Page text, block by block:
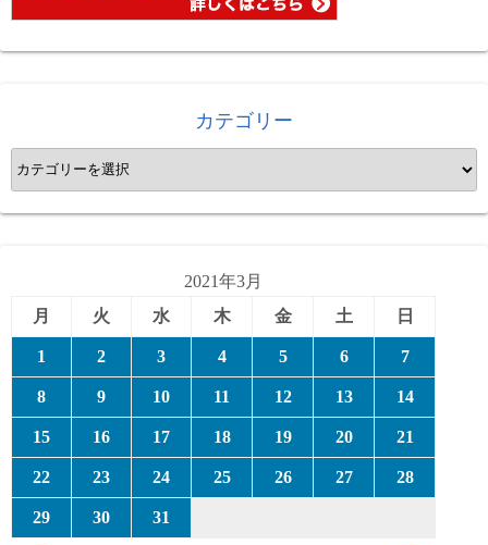
カテゴリー
カ
テ
ゴ
2021年3月
月
火 水 木 金 土 日
1 2 3 4 5 6 7
8 9 10 11 12 13 14
15 16 17 18 19 20 21
22 23 24 25 26 27 28
29 30 31